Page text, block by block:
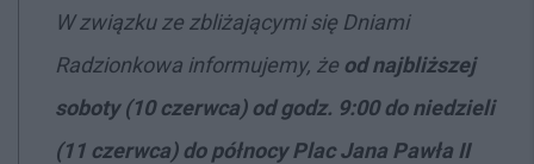
W związku ze zbliżającymi się Dniami
Radzionkowa informujemy, że od najbliższej
soboty (10 czerwca) od godz. 9:00 do niedzieli
(11 czerwca) do północy Plac Jana Pawła II